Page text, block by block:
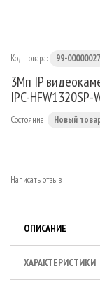
Код товара: 99-00000027
3Мп IP
IPC-
Состояние: Новый
Написать отзыв
ОПИСАНИЕ
ХАРАКТЕРИСТИКИ